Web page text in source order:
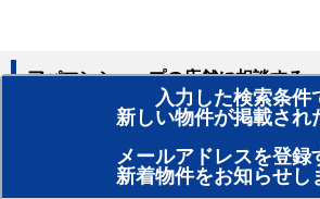
入力した検索条件
新しい物件が掲載され
メールアドレスを登録
新着物件をお知らせし
アパマンショップの店舗に相談する
賃貸のプロがお部屋探し！
おまかせ物件リクエスト